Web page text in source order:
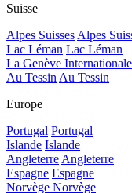
Suisse
Alpes Suisses Alpes
Lac Léman Lac Léman
La Genève Internationale
Au Tessin Au Tessin
Europe
Portugal Portugal
Islande Islande
Angleterre Angleterre
Espagne Espagne
Norvège Norvège